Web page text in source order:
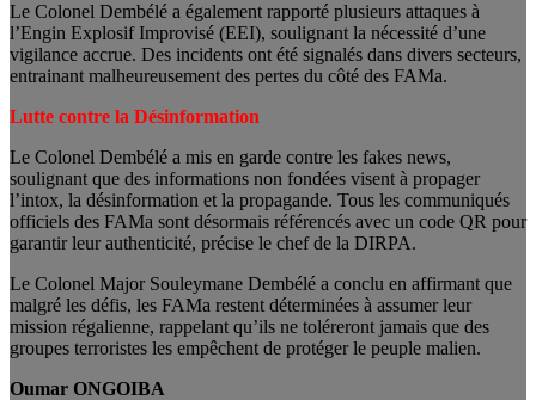
Le Colonel Dembélé a également rapporté plusieurs attaques à
l’Engin Explosif Improvisé (EEI), soulignant la nécessité d’une
vigilance accrue. Des incidents ont été signalés dans divers secteurs,
entrainant malheureusement des pertes du côté des FAMa.
Lutte contre la Désinformation
Le Colonel Dembélé a mis en garde contre les fakes news,
soulignant que des informations non fondées visent à propager
l’intox, la désinformation et la propagande. Tous les communiqués
officiels des FAMa sont désormais référencés avec un code QR pour
garantir leur authenticité, précise le chef de la DIRPA.
Le Colonel Major Souleymane Dembélé a conclu en affirmant que
malgré les défis, les FAMa restent déterminées à assumer leur
mission régalienne, rappelant qu’ils ne toléreront jamais que des
groupes terroristes les empêchent de protéger le peuple malien.
Oumar ONGOIBA